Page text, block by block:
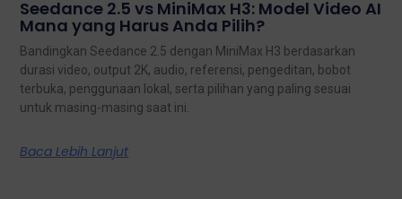
Seedance 2.5 vs MiniMax H3: Model Video AI
Mana yang Harus Anda Pilih?
Bandingkan Seedance 2.5 dengan MiniMax H3 berdasarkan
durasi video, output 2K, audio, referensi, pengeditan, bobot
terbuka, penggunaan lokal, serta pilihan yang paling sesuai
untuk masing-masing saat ini.
Baca Lebih Lanjut